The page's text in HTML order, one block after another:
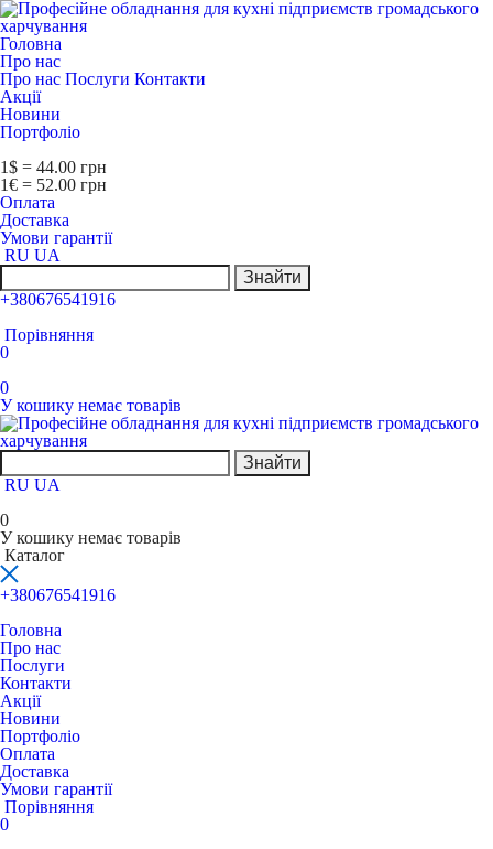
Головна
Про нас
Про нас Послуги Контакти
Акції
Новини
Портфоліо
1$ = 44.00 грн
1€ = 52.00 грн
Оплата
Доставка
Умови гарантії
RU UA
Знайти
+380676541916
Порівняння
0
0
У кошику немає товарів
Знайти
RU UA
0
У кошику немає товарів
Каталог
+380676541916
Головна
Про нас
Послуги
Контакти
Акції
Новини
Портфоліо
Оплата
Доставка
Умови гарантії
Порівняння
0